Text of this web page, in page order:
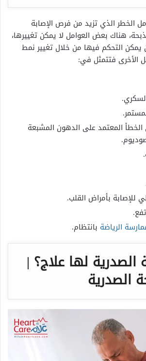
الخطر الذي تزيد من فرص الإصابة
هناك بعض العوامل لا يمكن تغييرها،
التحكم فيها من خلال تغيير نمط
الأخرى فتتمثل في:
الخطأ المعتمد على الدهون المشبعة
للإصابة بأمراض القلب.
الرياضة بانتظام.
الصدرية لها علاج؟ |
الصدرية